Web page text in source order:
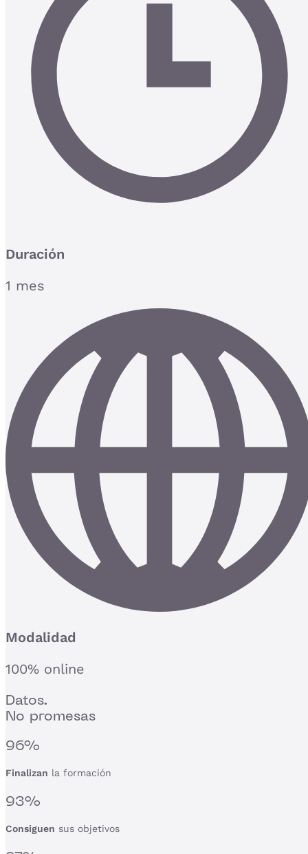
Duración
1 mes
Modalidad
100% online
Datos.
No promesas
96%
Finalizan la formación
93%
Consiguen sus objetivos